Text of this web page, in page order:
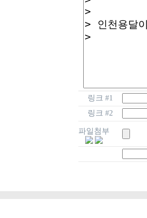
링크 #1
링크 #2
파일첨부